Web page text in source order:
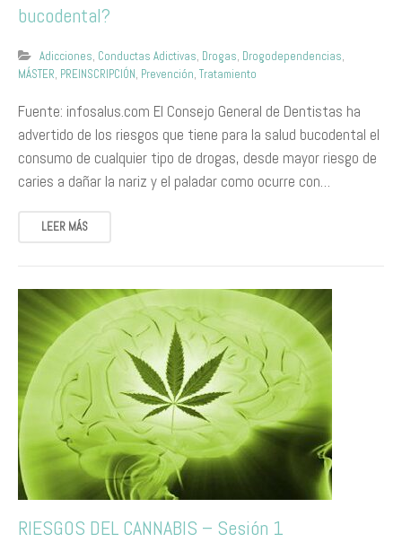
bucodental?
Adicciones, Conductas Adictivas, Drogas, Drogodependencias,
MÁSTER, PREINSCRIPCIÓN, Prevención, Tratamiento
Fuente: infosalus.com El Consejo General de Dentistas ha
advertido de los riesgos que tiene para la salud bucodental el
consumo de cualquier tipo de drogas, desde mayor riesgo de
caries a dañar la nariz y el paladar como ocurre con…
LEER MÁS
RIESGOS DEL CANNABIS – Sesión 1